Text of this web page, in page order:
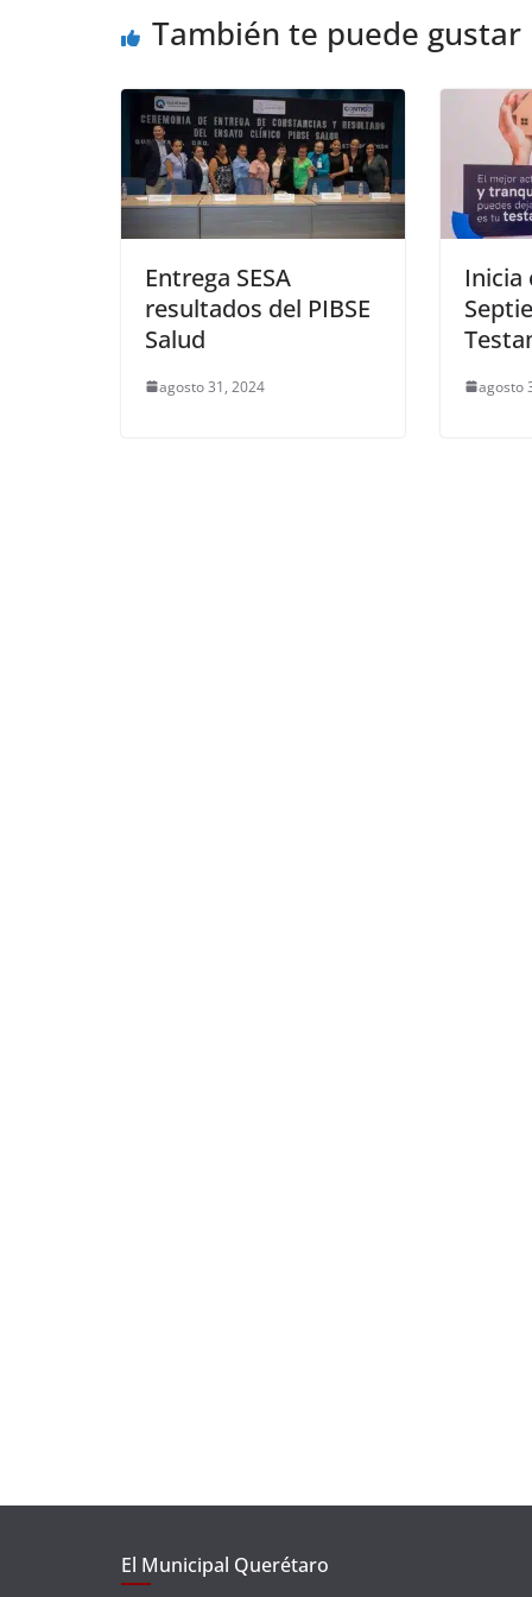
o
k
p er
También te puede gustar
Entrega SESA
resultados del PIBSE
Salud
agosto 31, 2024
Inicia
agosto
El Municipal Querétaro